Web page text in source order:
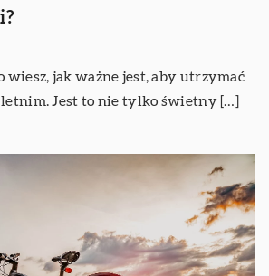
wiesz, jak ważne jest, aby utrzymać
letnim. Jest to nie tylko świetny […]